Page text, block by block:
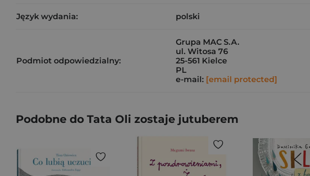
Język wydania: polski
Podmiot odpowiedzialny:
Grupa MAC S.A.
ul. Witosa 76
25-561 Kielce
PL
e-mail: [email protected]
Podobne do Tata Oli zostaje jutuberem